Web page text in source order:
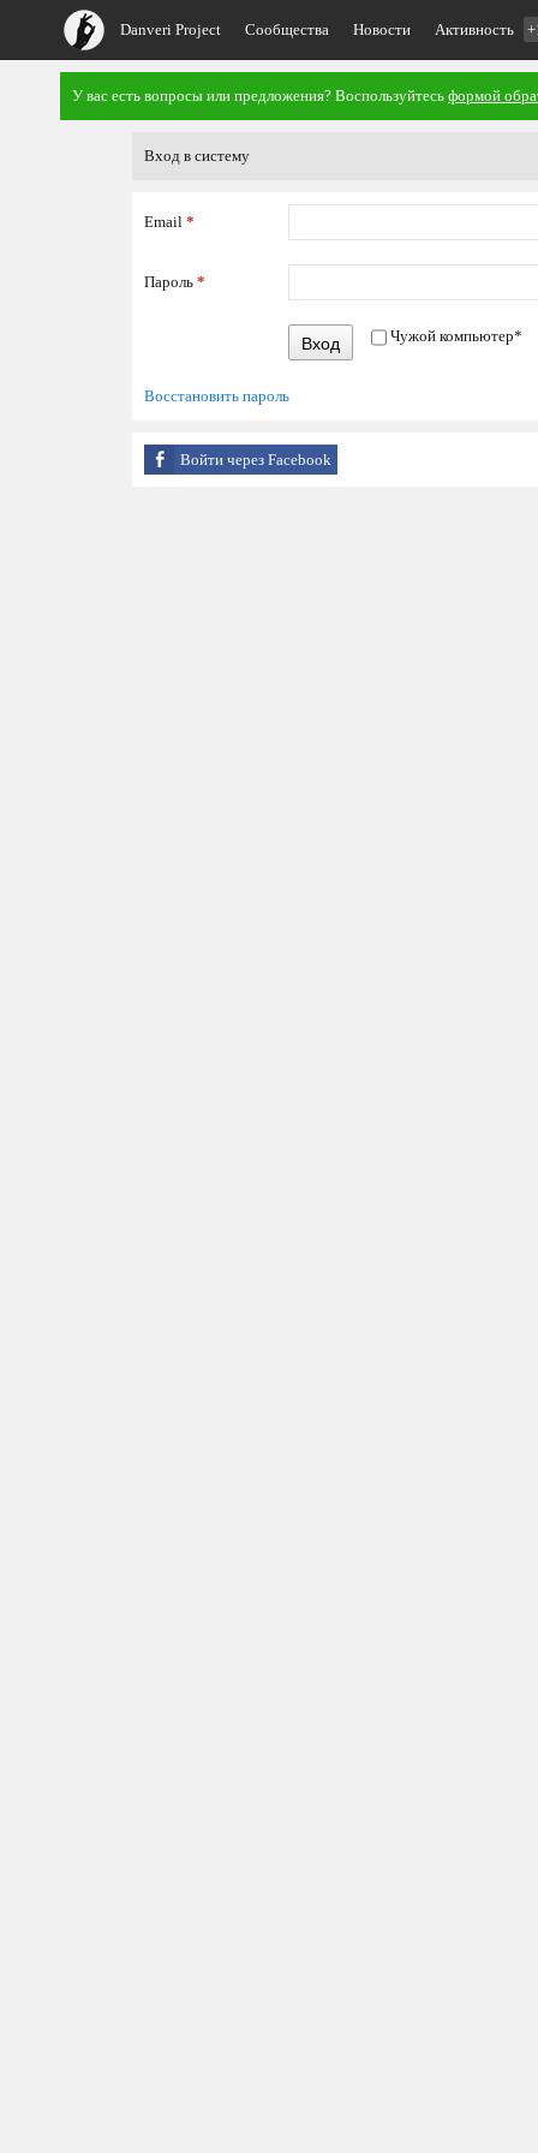
Danveri Project Сообщества Новости Активность
У вас есть вопросы или предложения? Воспользуйтесь формой
Вход в систему
Email *
Пароль *
Вход Чужой компьютер*
Восстановить пароль
Войти через Facebook